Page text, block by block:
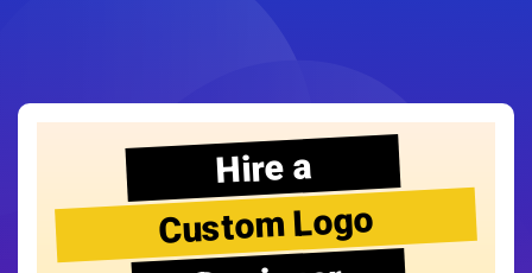
Hire a
Custom Logo